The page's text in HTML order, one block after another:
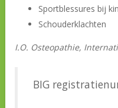
Sportblessures bij
Schouderklachten
I.O. Osteopathie,
BIG